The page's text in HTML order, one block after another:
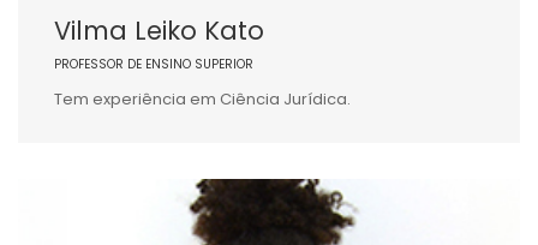
Vilma Leiko Kato
PROFESSOR DE ENSINO SUPERIOR
Tem experiência em Ciência Jurídica.